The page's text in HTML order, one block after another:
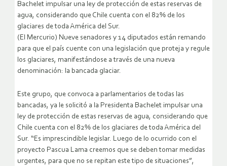
Bachelet impulsar una ley de protección de estas reservas de
agua, considerando que Chile cuenta con el 82% de los
glaciares de toda América del Sur.
(El Mercurio) Nueve senadores y 14 diputados están remando
para que el país cuente con una legislación que proteja y regule
los glaciares, manifestándose a través de una nueva
denominación: la bancada glaciar.
Este grupo, que convoca a parlamentarios de todas las
bancadas, ya le solicitó a la Presidenta Bachelet impulsar una
ley de protección de estas reservas de agua, considerando que
Chile cuenta con el 82% de los glaciares de toda América del
Sur. “Es imprescindible legislar. Luego de lo ocurrido con el
proyecto Pascua Lama creemos que se deben tomar medidas
urgentes, para que no se repitan este tipo de situaciones”,